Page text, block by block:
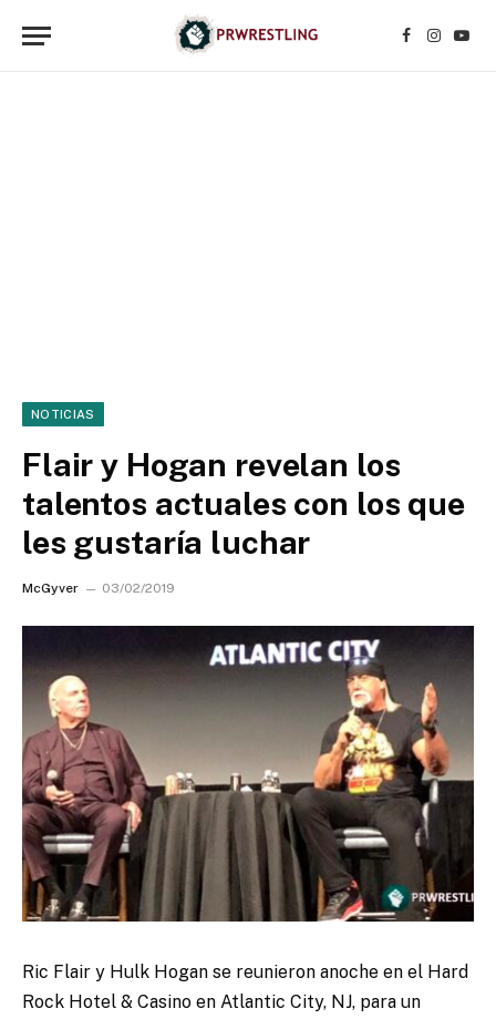
Facebook
NOTICIAS
Flair y Hogan revelan los
talentos actuales con los que
les gustaría luchar
McGyver 03/02/2019
Ric Flair y Hulk Hogan se reunieron anoche en el Hard
Rock Hotel & Casino en Atlantic City, NJ, para un